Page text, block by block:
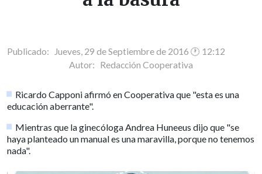
Publicado: Jueves, 29 de Septiembre de 2016 🕐 12:12
Autor: Redacción Cooperativa
Ricardo Capponi afirmó en Cooperativa que "esta es una
educación aberrante".
Mientras que la ginecóloga Andrea Huneeus dijo que "se
haya planteado un manual es una maravilla, porque no tenemos
nada".